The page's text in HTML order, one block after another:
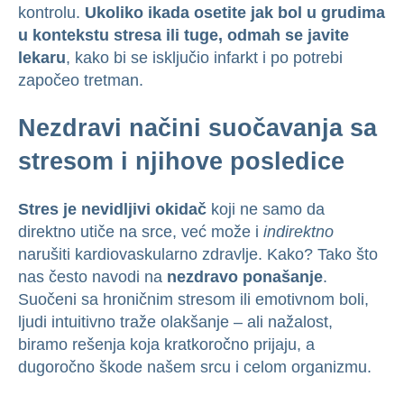
kontrolu. Ukoliko ikada osetite jak bol u grudima
u kontekstu stresa ili tuge, odmah se javite
lekaru, kako bi se isključio infarkt i po potrebi
započeo tretman.
Nezdravi načini suočavanja sa
stresom i njihove posledice
Stres je nevidljivi okidač koji ne samo da
direktno utiče na srce, već može i indirektno
narušiti kardiovaskularno zdravlje. Kako? Tako što
nas često navodi na nezdravo ponašanje.
Suočeni sa hroničnim stresom ili emotivnom boli,
ljudi intuitivno traže olakšanje – ali nažalost,
biramo rešenja koja kratkoročno prijaju, a
dugoročno škode našem srcu i celom organizmu.